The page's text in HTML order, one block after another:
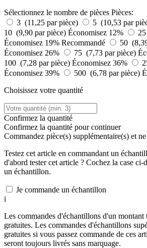
Sélectionnez le nombre de pièces Pièces:
3 (11,25 par pièce)
5 (10,53 par
10 (9,90 par pièce) Économisez 12%
Économisez 19% Recommandé
50
Économisez 26%
75 (7,73 par pièce)
100 (7,28 par pièce) Économisez 36%
Économisez 39%
500 (6,78 par pièce)
Choisissez votre quantité
Confirmez la quantité
Confirmez la quantité pour continuer
Commandez pièce(s) supplémentaire(s) et
Testez cet article en commandant un
d'abord tester cet article ? Cochez la case ci-
un échantillon.
Je commande un échantillon
i
Les commandes d'échantillons d'un
gratuites. Les commandes d'échantillons
gratuites si vous passez commande de ces
seront toujours livrés sans marquage.